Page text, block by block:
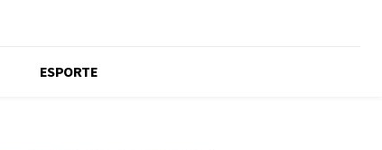
ESPORTE